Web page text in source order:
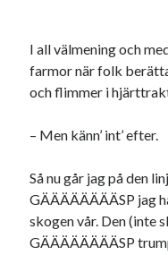
I all välmening och
farmor när folk
och flimmer i
– Men känn’ int’ efter.
Så nu går jag på den
GÄÄÄÄÄÄÄÄSP jag
skogen vår. Den (inte
GÄÄÄÄÄÄÄÄSP